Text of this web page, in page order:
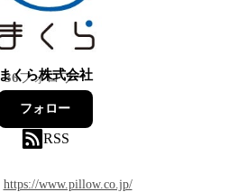
まくら株式会社
36フォロワー
フォロー
RSS
https://www.pillow.co.jp/